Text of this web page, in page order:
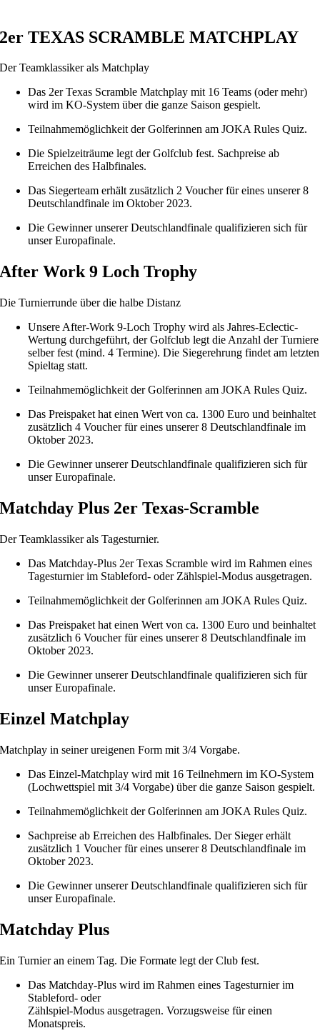
2er TEXAS SCRAMBLE MATCHPLAY
Der Teamklassiker als Matchplay
Das 2er Texas Scramble Matchplay mit 16 Teams (oder mehr)
wird im KO-System über die ganze Saison gespielt.
Teilnahmemöglichkeit der Golferinnen am JOKA Rules Quiz.
Die Spielzeiträume legt der Golfclub fest. Sachpreise ab
Erreichen des Halbfinales.
Das Siegerteam erhält zusätzlich 2 Voucher für eines unserer 8
Deutschlandfinale im Oktober 2023.
Die Gewinner unserer Deutschlandfinale qualifizieren sich für
unser Europafinale.
After Work 9 Loch Trophy
Die Turnierrunde über die halbe Distanz
Unsere After-Work 9-Loch Trophy wird als Jahres-Eclectic-
Wertung durchgeführt, der Golfclub legt die Anzahl der Turniere
selber fest (mind. 4 Termine). Die Siegerehrung findet am letzten
Spieltag statt.
Teilnahmemöglichkeit der Golferinnen am JOKA Rules Quiz.
Das Preispaket hat einen Wert von ca. 1300 Euro und beinhaltet
zusätzlich 4 Voucher für eines unserer 8 Deutschlandfinale im
Oktober 2023.
Die Gewinner unserer Deutschlandfinale qualifizieren sich für
unser Europafinale.
Matchday Plus 2er Texas-Scramble
Der Teamklassiker als Tagesturnier.
Das Matchday-Plus 2er Texas Scramble wird im Rahmen eines
Tagesturnier im Stableford- oder Zählspiel-Modus ausgetragen.
Teilnahmemöglichkeit der Golferinnen am JOKA Rules Quiz.
Das Preispaket hat einen Wert von ca. 1300 Euro und beinhaltet
zusätzlich 6 Voucher für eines unserer 8 Deutschlandfinale im
Oktober 2023.
Die Gewinner unserer Deutschlandfinale qualifizieren sich für
unser Europafinale.
Einzel Matchplay
Matchplay in seiner ureigenen Form mit 3/4 Vorgabe.
Das Einzel-Matchplay wird mit 16 Teilnehmern im KO-System
(Lochwettspiel mit 3/4 Vorgabe) über die ganze Saison gespielt.
Teilnahmemöglichkeit der Golferinnen am JOKA Rules Quiz.
Sachpreise ab Erreichen des Halbfinales. Der Sieger erhält
zusätzlich 1 Voucher für eines unserer 8 Deutschlandfinale im
Oktober 2023.
Die Gewinner unserer Deutschlandfinale qualifizieren sich für
unser Europafinale.
Matchday Plus
Ein Turnier an einem Tag. Die Formate legt der Club fest.
Das Matchday-Plus wird im Rahmen eines Tagesturnier im
Stableford- oder
Zählspiel-Modus ausgetragen. Vorzugsweise für einen
Monatspreis.